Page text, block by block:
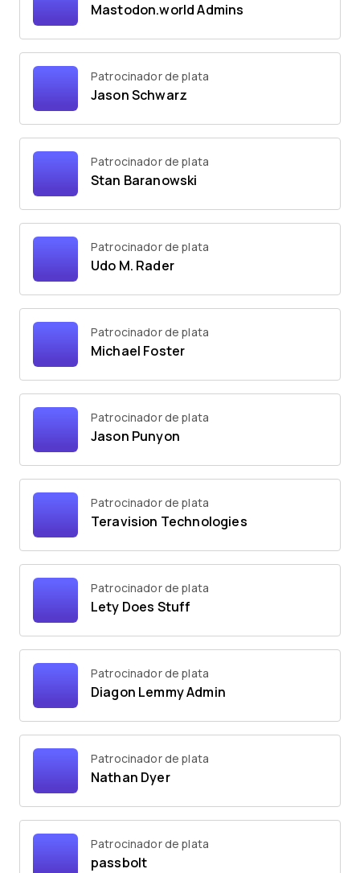
Mastodon.world Admins
Patrocinador de plata
Jason Schwarz
Patrocinador de plata
Stan Baranowski
Patrocinador de plata
Udo M. Rader
Patrocinador de plata
Michael Foster
Patrocinador de plata
Jason Punyon
Patrocinador de plata
Teravision Technologies
Patrocinador de plata
Lety Does Stuff
Patrocinador de plata
Diagon Lemmy Admin
Patrocinador de plata
Nathan Dyer
Patrocinador de plata
passbolt